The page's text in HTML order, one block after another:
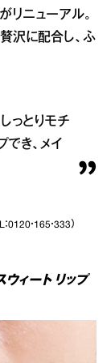
リニューアル。
沢に配合し、ふ
っとりモチ
でき、メイ
・165・333）
ィート リップ